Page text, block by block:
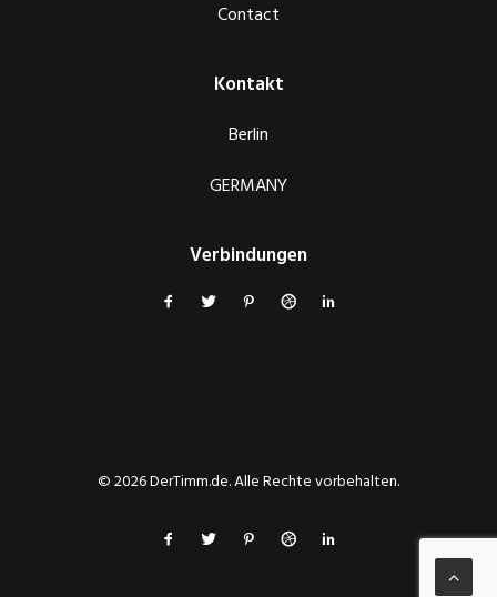
Contact
Kontakt
Berlin
GERMANY
Verbindungen
© 2026 DerTimm.de. Alle Rechte vorbehalten.